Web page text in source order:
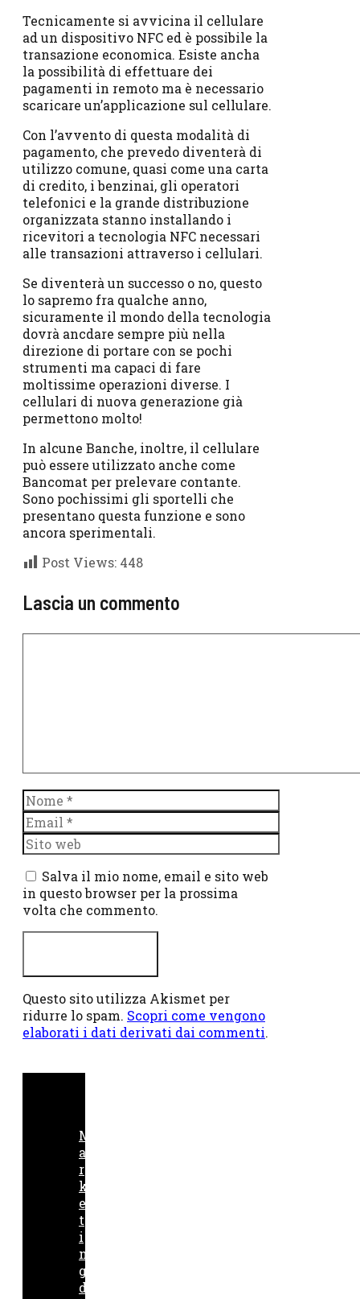
Tecnicamente si avvicina il cellulare
ad un dispositivo NFC ed è possibile la
transazione economica. Esiste ancha
la possibilità di effettuare dei
pagamenti in remoto ma è necessario
scaricare un’applicazione sul cellulare.
Con l’avvento di questa modalità di
pagamento, che prevedo diventerà di
utilizzo comune, quasi come una carta
di credito, i benzinai, gli operatori
telefonici e la grande distribuzione
organizzata stanno installando i
ricevitori a tecnologia NFC necessari
alle transazioni attraverso i cellulari.
Se diventerà un successo o no, questo
lo sapremo fra qualche anno,
sicuramente il mondo della tecnologia
dovrà ancdare sempre più nella
direzione di portare con se pochi
strumenti ma capaci di fare
moltissime operazioni diverse. I
cellulari di nuova generazione già
permettono molto!
In alcune Banche, inoltre, il cellulare
può essere utilizzato anche come
Bancomat per prelevare contante.
Sono pochissimi gli sportelli che
presentano questa funzione e sono
ancora sperimentali.
Post Views: 448
Lascia un commento
Nome
Email
Sito
web
Salva il mio nome, email e sito web
in questo browser per la prossima
volta che commento.
Questo sito utilizza Akismet per
ridurre lo spam. Scopri come vengono
elaborati i dati derivati dai commenti.
M
a
r
k
e
t
i
n
g
d